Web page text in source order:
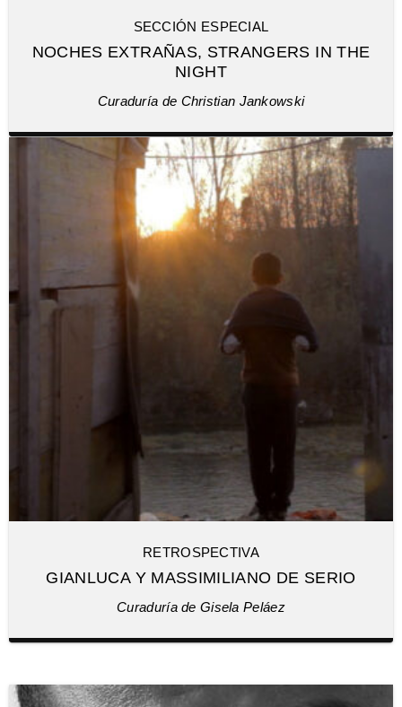
SECCIÓN ESPECIAL
NOCHES EXTRAÑAS, STRANGERS IN THE
NIGHT
Curaduría de Christian Jankowski
RETROSPECTIVA
GIANLUCA Y MASSIMILIANO DE SERIO
Curaduría de Gisela Peláez